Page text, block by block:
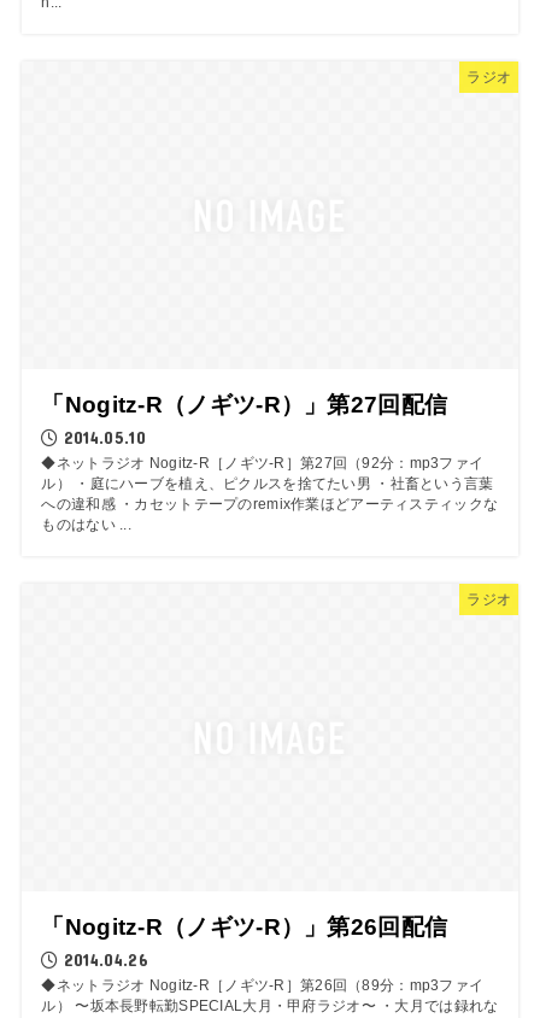
ラジオ
「Nogitz-R（ノギツ-R）」第27回配信
2014.05.10
◆ネットラジオ Nogitz-R［ノギツ-R］第27回（92分：mp3ファイ
ル） ・庭にハーブを植え、ピクルスを捨てたい男 ・社畜という言葉
への違和感 ・カセットテープのremix作業ほどアーティスティックな
ものはない ...
ラジオ
「Nogitz-R（ノギツ-R）」第26回配信
2014.04.26
◆ネットラジオ Nogitz-R［ノギツ-R］第26回（89分：mp3ファイ
ル） 〜坂本長野転勤SPECIAL大月・甲府ラジオ〜 ・大月では録れな